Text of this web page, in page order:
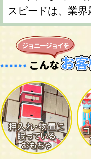
スピードは、業界